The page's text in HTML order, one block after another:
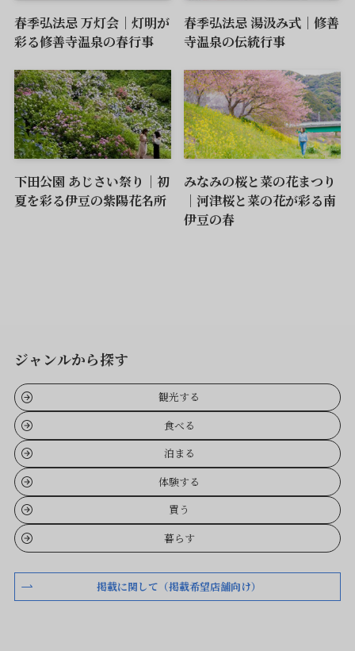
春季弘法忌 万灯会｜灯明が
彩る修善寺温泉の春行事
春季弘法忌 湯汲み式｜修善
寺温泉の伝統行事
下田公園 あじさい祭り｜初
夏を彩る伊豆の紫陽花名所
みなみの桜と菜の花まつり
｜河津桜と菜の花が彩る南
伊豆の春
ジャンルから探す
観光する
食べる
泊まる
体験する
買う
暮らす
掲載に関して（掲載希望店舗向け）